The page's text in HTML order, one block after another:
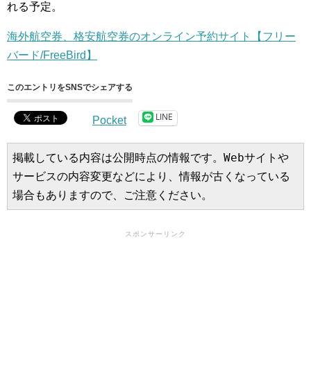
れる予定。
海外航空券、格安航空券のオンライン予約サイト【フリー
バード/FreeBird】
このエントリをSNSでシェアする
Pocket LINE
掲載している内容は公開時点の情報です。Webサイトや
サービスの内容変更などにより、情報が古くなっている
場合もありますので、ご注意ください。
スポンサーリンク